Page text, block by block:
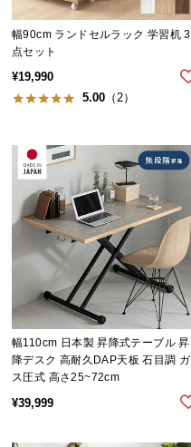
て
会
員
に
つ
い
て
客
様
サ
ポ
幅90cm ランドセルラック 学習机 3
点セット
¥19,990
5.00 （2）
幅110cm 日本製 昇降式テーブル 昇
降デスク 高耐久DAP天板 石目調 ガ
ス圧式 高さ25~72cm
¥39,999